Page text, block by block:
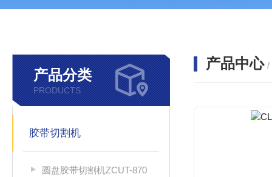
产品分类
PRODUCTS
胶带切割机
圆盘胶带切割机ZCUT-870
产品中心 /